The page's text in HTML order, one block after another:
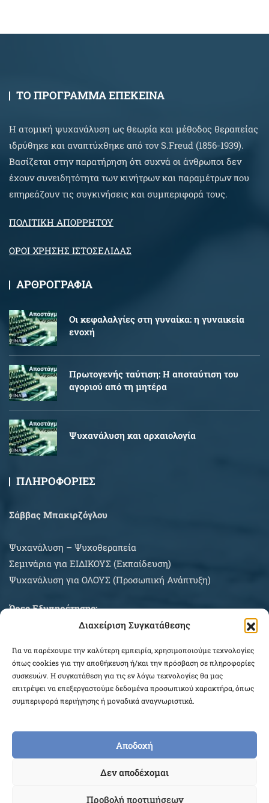
Διαχείριση Συγκατάθεσης
Για να παρέχουμε την καλύτερη εμπειρία, χρησιμοποιούμε τεχνολογίες
όπως cookies για την αποθήκευση ή/και την πρόσβαση σε πληροφορίες
συσκευών. Η συγκατάθεση για τις εν λόγω τεχνολογίες θα μας
επιτρέψει να επεξεργαστούμε δεδομένα προσωπικού χαρακτήρα, όπως
συμπεριφορά περιήγησης ή μοναδικά αναγνωριστικά.
Αποδοχή
Δεν αποδέχομαι
Προβολή προτιμήσεων
ΤΟ ΠΡΟΓΡΑΜΜΑ ΕΠΕΚΕΙΝΑ
Η ατομική ψυχανάλυση ως θεωρία και μέθοδος θεραπείας
ιδρύθηκε και αναπτύχθηκε από τον S.Freud (1856-1939).
Βασίζεται στην παρατήρηση ότι συχνά οι άνθρωποι δεν
έχουν συνειδητότητα των κινήτρων και παραμέτρων που
επηρεάζουν τις συγκινήσεις και συμπεριφορά τους.
ΠΟΛΙΤΙΚΗ ΑΠΟΡΡΗΤΟΥ
ΟΡΟΙ ΧΡΗΣΗΣ ΙΣΤΟΣΕΛΙΔΑΣ
ΑΡΘΡΟΓΡΑΦΙΑ
Oι κεφαλαλγίες στη γυναίκα: η γυναικεία
ενοχή
Πρωτογενής ταύτιση: Η αποταύτιση του
αγοριού από τη μητέρα
Ψυχανάλυση και αρχαιολογία
ΠΛΗΡΟΦΟΡΙΕΣ
Σάββας Μπακιρζόγλου
Ψυχανάλυση – Ψυχοθεραπεία
Σεμινάρια για EIΔΙΚΟΥΣ (Εκπαίδευση)
Ψυχανάλυση για ΟΛΟΥΣ (Προσωπική Ανάπτυξη)
Ώρες Εξυπηρέτησης:
ΠΛΗΡΟΦΟΡΙΕΣ ΑΓΟΡΩΝ
COPYRIGHT © 2026 EPEKEINA.GR. DESIGNED BY
WEB_FOR_ALL